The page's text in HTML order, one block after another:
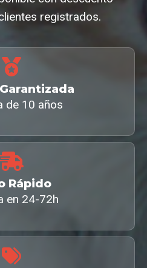
registrados.
de 10 años
Rápido
en 24-72h